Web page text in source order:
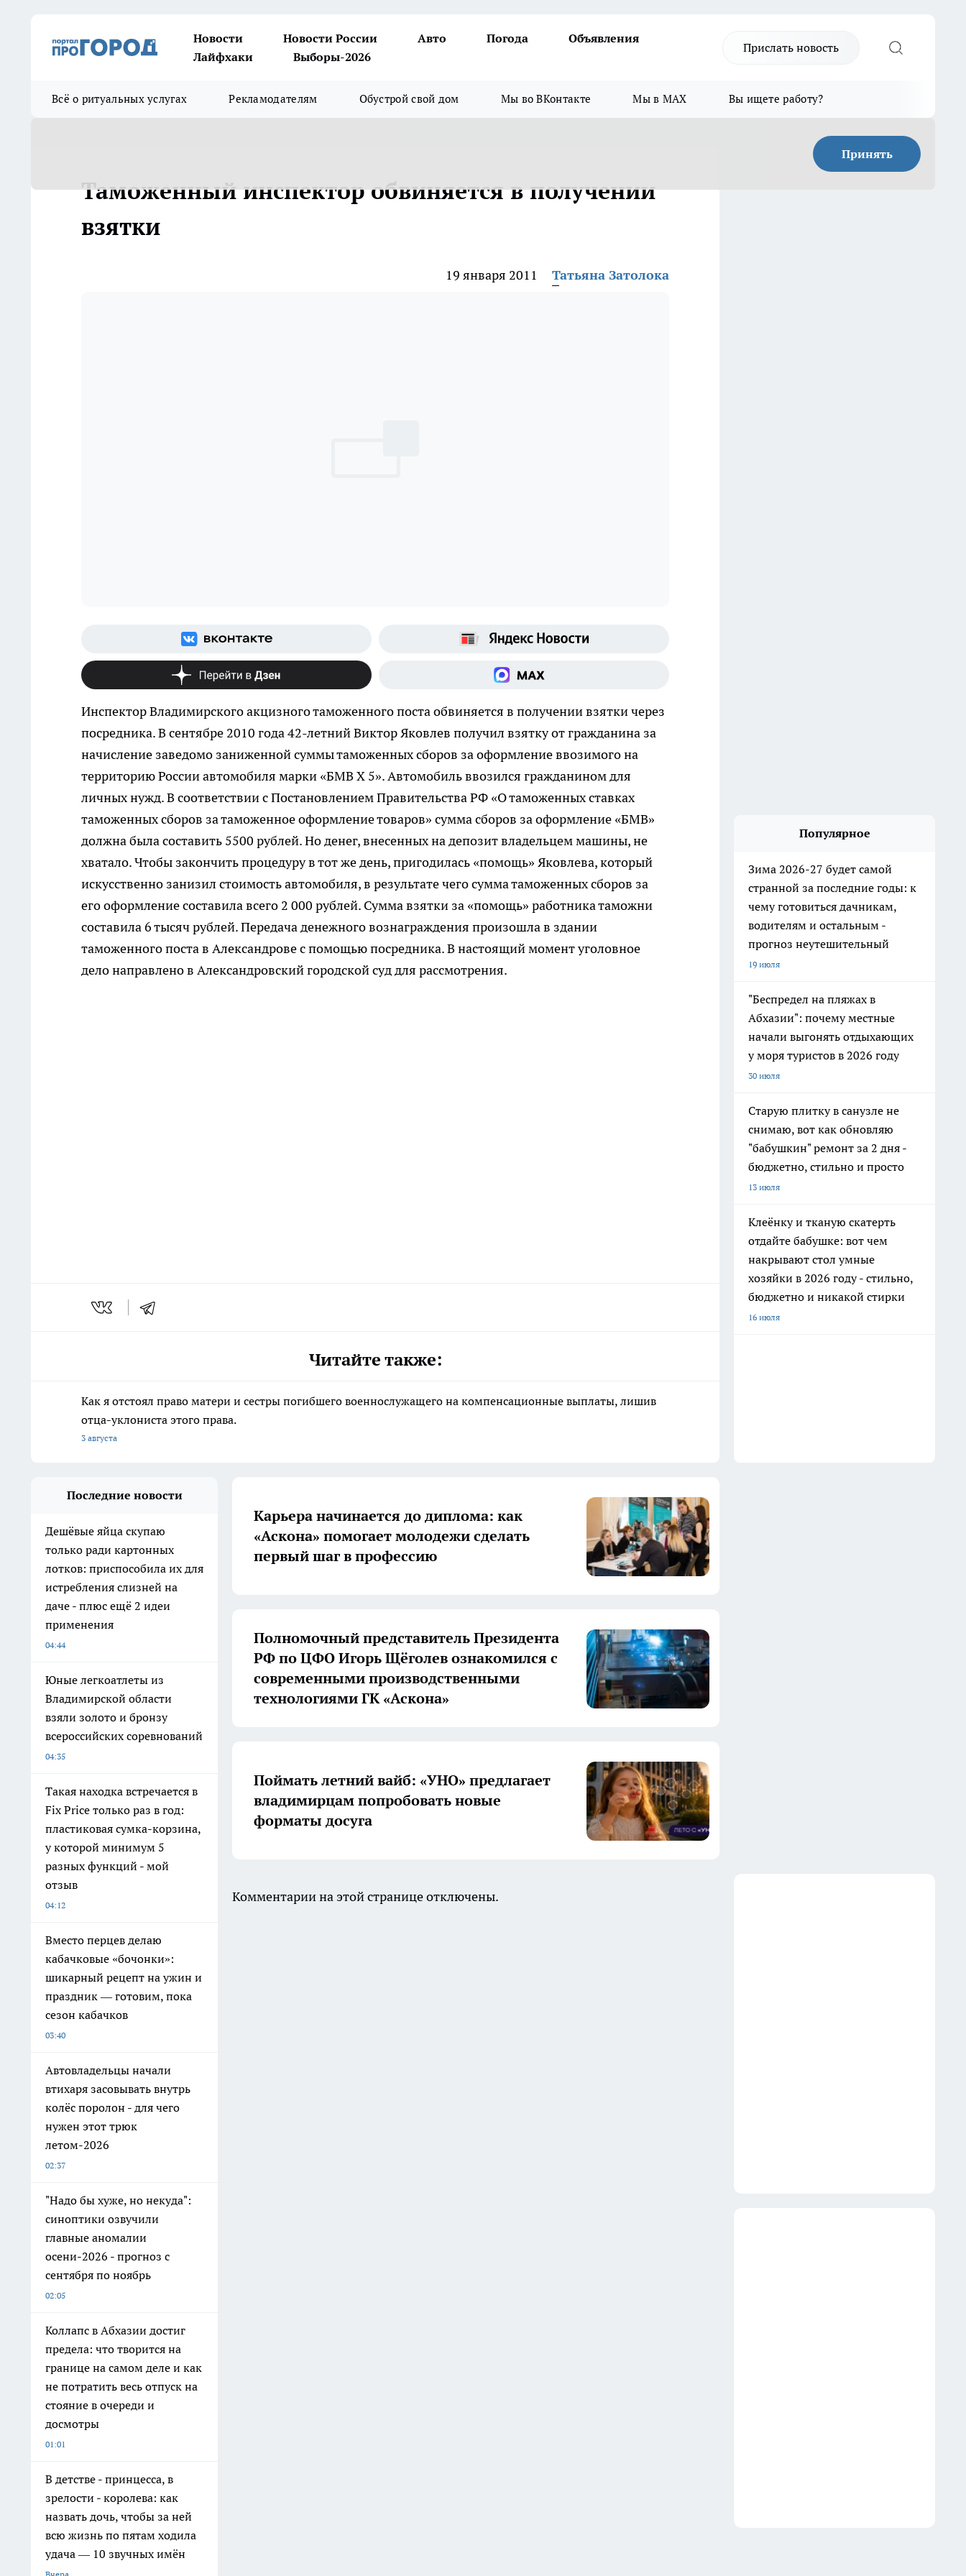
Новости Новости России Авто Погода
Объявления
Лайфхаки
Выборы-2026
Прислать новость
Всё о ритуальных услугах Рекламодателям Обустрой свой дом Мы во ВКонтакте Мы в MAX Вы ищете работу?
Принять
Таможенный инспектор обвиняется в получении
взятки
19 января 2011 Татьяна Затолока
Инспектор Владимирского акцизного таможенного поста обвиняется в получении взятки через
посредника. В сентябре 2010 года 42-летний Виктор Яковлев получил взятку от гражданина за
начисление заведомо заниженной суммы таможенных сборов за оформление ввозимого на
территорию России автомобиля марки «БМВ Х 5». Автомобиль ввозился гражданином для
личных нужд. В соответствии с Постановлением Правительства РФ «О таможенных ставках
таможенных сборов за таможенное оформление товаров» сумма сборов за оформление «БМВ»
должна была составить 5500 рублей. Но денег, внесенных на депозит владельцем машины, не
хватало. Чтобы закончить процедуру в тот же день, пригодилась «помощь» Яковлева, который
искусственно занизил стоимость автомобиля, в результате чего сумма таможенных сборов за
его оформление составила всего 2 000 рублей. Сумма взятки за «помощь» работника таможни
составила 6 тысяч рублей. Передача денежного вознаграждения произошла в здании
таможенного поста в Александрове с помощью посредника. В настоящий момент уголовное
дело направлено в Александровский городской суд для рассмотрения.
Читайте также:
Как я отстоял право матери и сестры погибшего военнослужащего на компенсационные выплаты, лишив
отца-уклониста этого права.
3 августа
Популярное
Зима 2026-27 будет самой
странной за последние годы: к
чему готовиться дачникам,
водителям и остальным -
прогноз неутешительный
19 июля
"Беспредел на пляжах в
Абхазии": почему местные
начали выгонять отдыхающих
у моря туристов в 2026 году
30 июля
Старую плитку в санузле не
снимаю, вот как обновляю
"бабушкин" ремонт за 2 дня -
бюджетно, стильно и просто
13 июля
Клеёнку и тканую скатерть
отдайте бабушке: вот чем
накрывают стол умные
хозяйки в 2026 году - стильно,
бюджетно и никакой стирки
16 июля
Последние новости
Дешёвые яйца скупаю
только ради картонных
лотков: приспособила их для
истребления слизней на
даче - плюс ещё 2 идеи
применения
04:44
Юные легкоатлеты из
Владимирской области
взяли золото и бронзу
всероссийских соревнований
04:35
Такая находка встречается в
Fix Price только раз в год:
пластиковая сумка-корзина,
у которой минимум 5
разных функций - мой
отзыв
04:12
Вместо перцев делаю
кабачковые «бочонки»:
шикарный рецепт на ужин и
праздник — готовим, пока
сезон кабачков
03:40
Автовладельцы начали
втихаря засовывать внутрь
колёс поролон - для чего
нужен этот трюк
летом-2026
02:37
"Надо бы хуже, но некуда":
синоптики озвучили
главные аномалии
осени-2026 - прогноз с
сентября по ноябрь
02:05
Коллапс в Абхазии достиг
предела: что творится на
границе на самом деле и как
не потратить весь отпуск на
стояние в очереди и
досмотры
01:01
В детстве - принцесса, в
зрелости - королева: как
назвать дочь, чтобы за ней
всю жизнь по пятам ходила
удача — 10 звучных имён
Карьера начинается до диплома: как
«Аскона» помогает молодежи сделать
первый шаг в профессию
Полномочный представитель Президента
РФ по ЦФО Игорь Щёголев ознакомился с
современными производственными
технологиями ГК «Аскона»
Поймать летний вайб: «УНО» предлагает
владимирцам попробовать новые
форматы досуга
Комментарии на этой странице отключены.